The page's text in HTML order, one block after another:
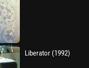
Liberator (1992)